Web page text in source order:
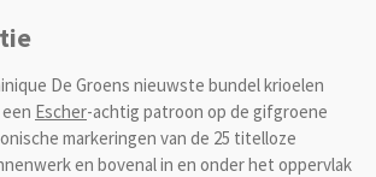
De Groens nieuwste bundel krioelen
Escher-achtig patroon op de gifgroene
markeringen van de 25 titelloze
en bovenal in en onder het oppervlak